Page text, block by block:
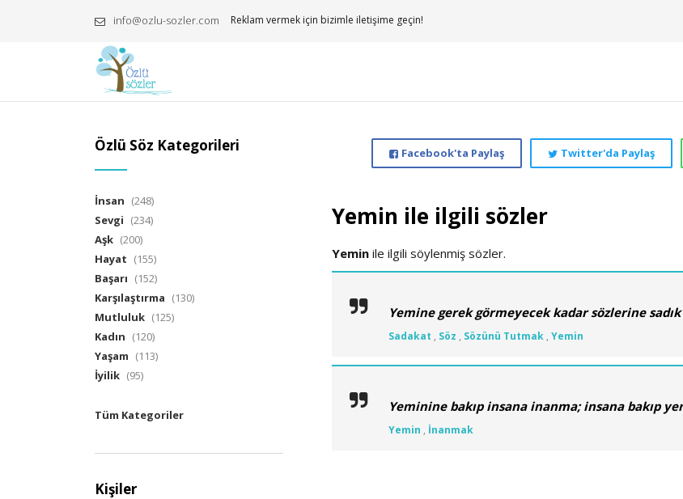
info@ozlu-sozler.com Reklam vermek için bizimle iletişime geçin!
Twitter'da Paylaş
Facebook'ta Paylaş
Yemin ile ilgili sözler
Yeminile ilgili söylenmiş sözler.
Yemine gerek görmeyecek kadar sözlerine
Sadakat , Söz , Sözünü Tutmak, Yemin
Yeminine bakıp insana inanma; insana bakıp
Yemin , İnanmak
Özlü Söz Kategorileri
İnsan (248)
Sevgi (234)
Aşk (200)
Hayat (155)
Başarı (152)
Karşılaştırma (130)
Mutluluk (125)
Kadın (120)
Yaşam (113)
İyilik (95)
Tüm Kategoriler
Kişiler